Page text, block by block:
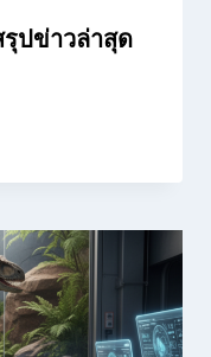
ปข่าวล่าสุด